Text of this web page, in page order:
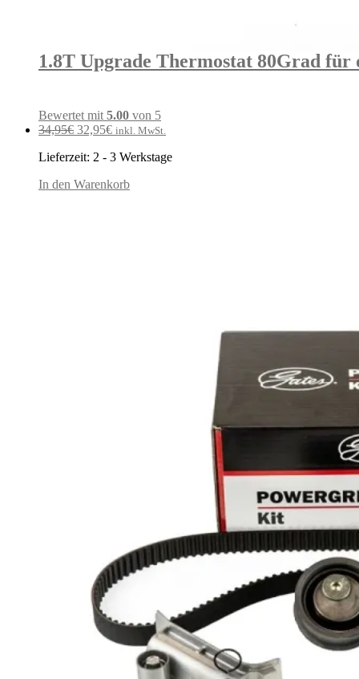
1.8T Upgrade Thermostat 80Grad
Bewertet mit 5.00 von 5
34,95€ Ursprünglicher
war:
32,95€Aktueller
ist:
inkl. MwSt.
Lieferzeit: 2 - 3 Werkstage
In den Warenkorb